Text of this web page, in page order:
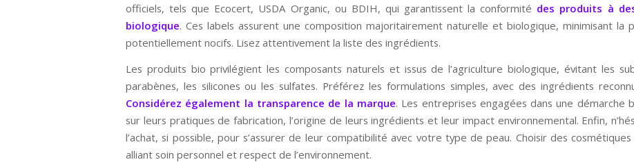
officiels, tels que Ecocert, USDA Organic, ou BDIH, qui garantissent la conformité des produits à
biologique. Ces labels assurent une composition majoritairement naturelle et biologique, minimisant la
potentiellement nocifs. Lisez attentivement la liste des ingrédients.
Les produits bio privilégient les composants naturels et issus de l’agriculture biologique, évitant les
parabènes, les silicones ou les sulfates. Préférez les formulations simples, avec des ingrédients
Considérez également la transparence de la marque. Les entreprises engagées dans une démarche
sur leurs pratiques de fabrication, l’origine de leurs ingrédients et leur impact environnemental. Enfin,
l’achat, si possible, pour s’assurer de leur compatibilité avec votre type de peau. Choisir des
alliant soin personnel et respect de l’environnement.